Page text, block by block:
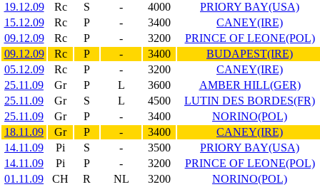
19.12.09
Rc S - 4000
PRIORY BAY(USA)
15.12.09
Rc P - 3400
CANEY(IRE)
09.12.09
Rc P - 3200
PRINCE OF LEONE(POL)
09.12.09
Rc P - 3400
BUDAPEST(IRE)
05.12.09
Rc P - 3200
CANEY(IRE)
25.11.09
Gr P L 3600
AMBER HILL(GER)
25.11.09
Gr S L 4500
LUTIN DES BORDES(FR)
25.11.09
Gr P - 3400
NORINO(POL)
18.11.09
Gr P - 3400
CANEY(IRE)
14.11.09
Pi S - 3500
PRIORY BAY(USA)
14.11.09
Pi P - 3200
PRINCE OF LEONE(POL)
01.11.09
CH R NL 3200
NORINO(POL)